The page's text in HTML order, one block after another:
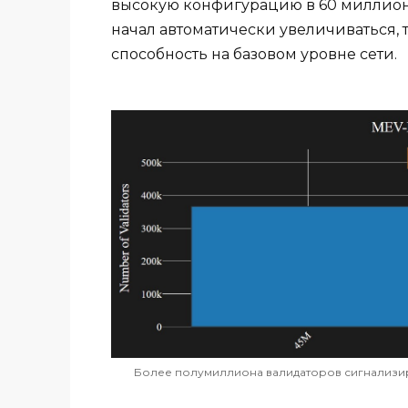
высокую конфигурацию в 60
начал автоматически
способность на базовом уровне сети.
Более полумиллиона валидаторов